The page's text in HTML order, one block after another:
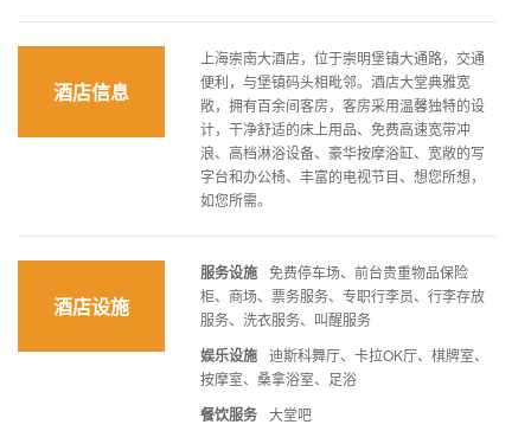
酒店信息
上海崇南大酒店，位于崇明堡镇大通路，交通
便利，与堡镇码头相毗邻。酒店大堂典雅宽
敞，拥有百余间客房，客房采用温馨独特的设
计，干净舒适的床上用品、免费高速宽带冲
浪、高档淋浴设备、豪华按摩浴缸、宽敞的写
字台和办公椅、丰富的电视节目、想您所想，
如您所需。
酒店设施
服务设施 免费停车场、前台贵重物品保险
柜、商场、票务服务、专职行李员、行李存放
服务、洗衣服务、叫醒服务
娱乐设施 迪斯科舞厅、卡拉OK厅、棋牌室、
按摩室、桑拿浴室、足浴
餐饮服务 大堂吧